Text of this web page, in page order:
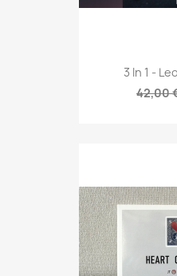
3 In 1 -
42,00